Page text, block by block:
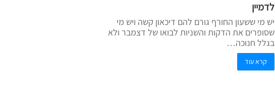
לדמיין
יש מי ששעון החורף גורם להם דיכאון קשה ויש מי
שסופרים את הדקות והשניות לבואו של דצמבר ולא
בגלל חנוכה…
קרא עוד